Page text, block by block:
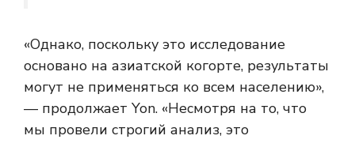
«Однако, поскольку это исследование
основано на азиатской когорте, результаты
могут не применяться ко всем населению»,
— продолжает Yon. «Несмотря на то, что
мы провели строгий анализ, это